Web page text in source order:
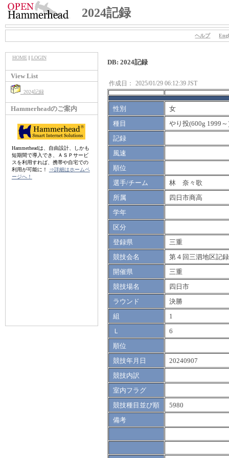
2024記録
ヘルプ
HOME| LOGIN
View List
2024記録
Hammerheadのご案内
Hammerheadは、自由設計、しかも
短期間で導入でき、ＡＳＰサービ
スを利用すれば、携帯や自宅での
利用が可能に！
⇒詳細はホームペ
ージへ！
DB: 2024記録
作成日： 2025/01/29 06:12:39 JST
性別
女
種目
やり投(600g 1999～
記録
風速
順位
選手/チーム
林 奈々歌
所属
四日市商高
学年
区分
登録県
三重
競技会名
第４回三泗地区記
開催県
三重
競技場名
四日市
ラウンド
決勝
組
1
Ｌ
6
順位
競技年月日
20240907
競技内訳
室内フラグ
競技種目並び順
5980
備考